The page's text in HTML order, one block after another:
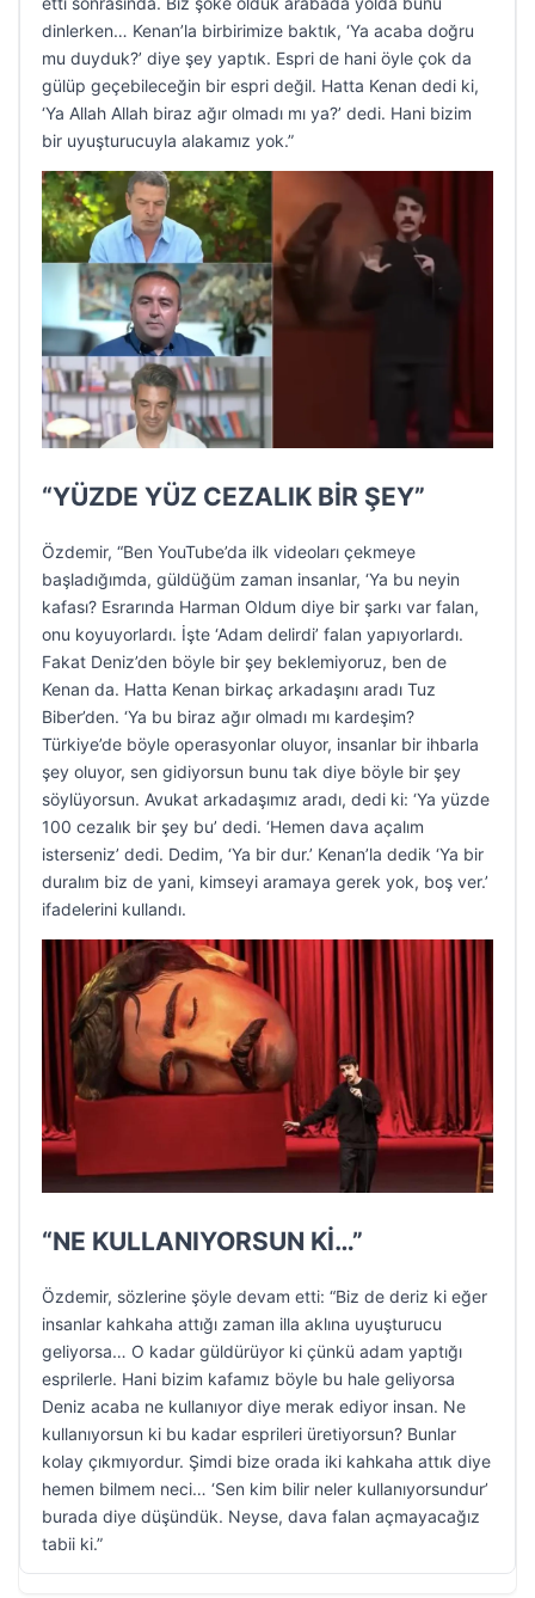
dinlerken… Kenan’la birbirimize baktık, ‘Ya acaba doğru
mu duyduk?’ diye şey yaptık. Espri de hani öyle çok da
gülüp geçebileceğin bir espri değil. Hatta Kenan dedi ki,
‘Ya Allah Allah biraz ağır olmadı mı ya?’ dedi. Hani bizim
bir uyuşturucuyla alakamız yok.”
“YÜZDE YÜZ CEZALIK BİR ŞEY”
Özdemir, “Ben YouTube’da ilk videoları çekmeye
başladığımda, güldüğüm zaman insanlar, ‘Ya bu neyin
kafası? Esrarında Harman Oldum diye bir şarkı var falan,
onu koyuyorlardı. İşte ‘Adam delirdi’ falan yapıyorlardı.
Fakat Deniz’den böyle bir şey beklemiyoruz, ben de
Kenan da. Hatta Kenan birkaç arkadaşını aradı Tuz
Biber’den. ‘Ya bu biraz ağır olmadı mı kardeşim?
Türkiye’de böyle operasyonlar oluyor, insanlar bir ihbarla
şey oluyor, sen gidiyorsun bunu tak diye böyle bir şey
söylüyorsun. Avukat arkadaşımız aradı, dedi ki: ‘Ya yüzde
100 cezalık bir şey bu’ dedi. ‘Hemen dava açalım
isterseniz’ dedi. Dedim, ‘Ya bir dur.’ Kenan’la dedik ‘Ya bir
duralım biz de yani, kimseyi aramaya gerek yok, boş ver.’
ifadelerini kullandı.
“NE KULLANIYORSUN Kİ…”
Özdemir, sözlerine şöyle devam etti: “Biz de deriz ki eğer
insanlar kahkaha attığı zaman illa aklına uyuşturucu
geliyorsa… O kadar güldürüyor ki çünkü adam yaptığı
esprilerle. Hani bizim kafamız böyle bu hale geliyorsa
Deniz acaba ne kullanıyor diye merak ediyor insan. Ne
kullanıyorsun ki bu kadar esprileri üretiyorsun? Bunlar
kolay çıkmıyordur. Şimdi bize orada iki kahkaha attık diye
hemen bilmem neci… ‘Sen kim bilir neler kullanıyorsundur’
burada diye düşündük. Neyse, dava falan açmayacağız
tabii ki.”